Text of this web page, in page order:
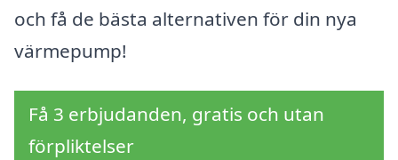
och få de bästa alternativen för din nya
värmepump!
Få 3 erbjudanden, gratis och utan
förpliktelser